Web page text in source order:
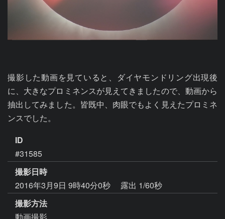
撮影した動画を見ていると、ダイヤモンドリング出現後
に、大きなプロミネンスが見えてきましたので、動画から
抽出してみました。皆既中、肉眼でもよく見えたプロミネ
ンスでした。
ID
#31585
撮影日時
2016年3月9日 9時40分0秒
露出 1/60秒
撮影方法
動画撮影